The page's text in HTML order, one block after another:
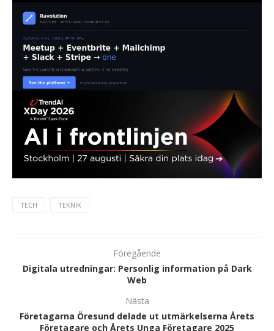
TECH TEKNIK
Föregående
Digitala utredningar: Personlig information på Dark
Web
Nästa
Företagarna Öresund delade ut utmärkelserna Årets
Företagare och Årets Unga Företagare 2025